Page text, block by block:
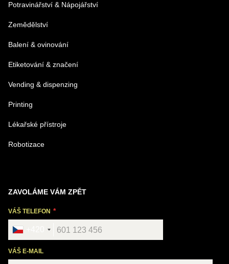
Potravinářství & Nápojářství
Zemědělství
Balení & ovinování
Etiketování & značení
Vending & dispenzing
Printing
Lékařské přístroje
Robotizace
ZAVOLÁME VÁM ZPĚT
VÁŠ TELEFON
VÁŠ E-MAIL